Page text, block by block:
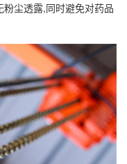
尘透露,同时避免对药品